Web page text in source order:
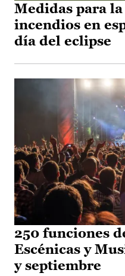
Medidas para
incendios en
día del eclipse
250 funciones
Escénicas y
y septiembre